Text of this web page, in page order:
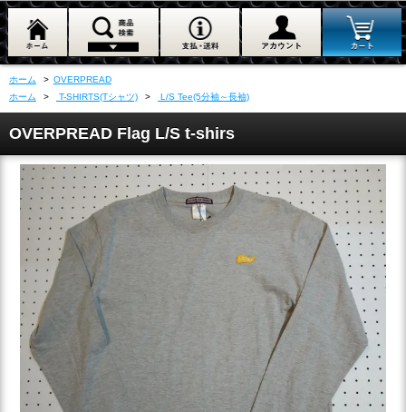
ホーム > OVERPREAD
ホーム
> T-SHIRTS(Tシャツ) > L/S Tee(5分袖～長袖)
OVERPREAD Flag L/S t-shirs